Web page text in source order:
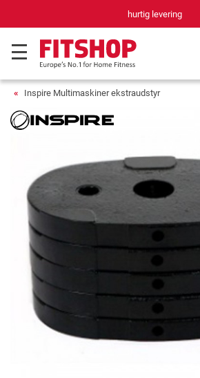
hurtig levering
Inspire Multimaskiner ekstraudstyr